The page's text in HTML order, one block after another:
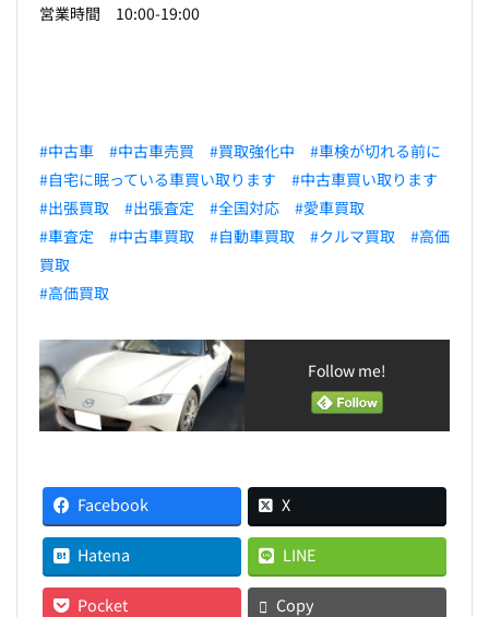
営業時間 10:00-19:00
#中古車 #中古車売買 #買取強化中
#車検が切れる前に
#自宅に眠っている車買い取ります
#中古車買い取ります
#出張買取
#出張査定 #全国対応
#愛車買取
#車査定
#中古車買取 #自動車買取 #クルマ買取
#高価
買取
#高価買取
Follow me!
Facebook X
Hatena LINE
Pocket Copy